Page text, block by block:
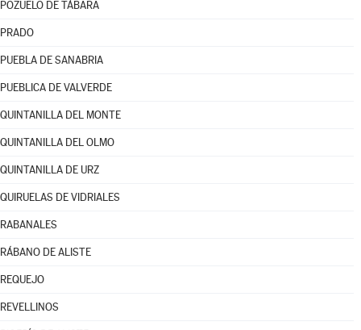
POZUELO DE TÁBARA
PRADO
PUEBLA DE SANABRIA
PUEBLICA DE VALVERDE
QUINTANILLA DEL MONTE
QUINTANILLA DEL OLMO
QUINTANILLA DE URZ
QUIRUELAS DE VIDRIALES
RABANALES
RÁBANO DE ALISTE
REQUEJO
REVELLINOS